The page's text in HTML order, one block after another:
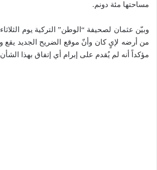
مساحتها مئة دونم.
وبيّن عثمان لصحيفة “الوطن” التركية يوم
من أرضه لإيٍ كان وأنّ موقع الضريح الجديد
مؤكداً أنه لم يُقدم على إبرام أي إتفاق بهذا